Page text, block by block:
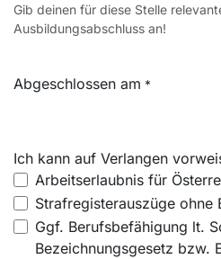
Gib deinen für diese Stelle
Ausbildungsabschluss an!
Abgeschlossen am *
Ich kann auf Verlangen
Arbeitserlaubnis für
Strafregisterauszüge ohne
Ggf. Berufsbefähigung lt.
Bezeichnungsgesetz bzw.